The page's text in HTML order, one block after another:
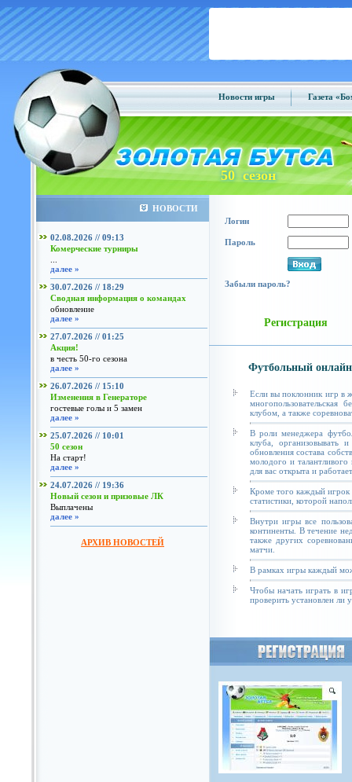
Новости игры Газета
50 сезон
НОВОСТИ
02.08.2026 // 09:13
Комерческие турниры
далее »
30.07.2026 // 18:29
Сводная информация о командах
обновление
далее »
27.07.2026 // 01:25
Акция!
в честь 50-го сезона
далее »
26.07.2026 // 15:10
Изменения в Генераторе
гостевые голы и 5 замен
далее »
25.07.2026 // 10:01
50 сезон
На старт!
далее »
24.07.2026 // 19:36
Новый сезон и призовые ЛК
Выплачены
далее »
АРХИВ НОВОСТЕЙ
Логин
Пароль
Забыли пароль?
Регистрация
Футбольный
Если вы поклонник игр в
клубом, а также
В роли менеджера
клуба, организовывать
обновления состава
молодого и талантливого
для вас открыта и
Кроме того каждый игрок
статистики, которой
Внутри игры все
континенты. В течение
также других
матчи.
В рамках игры каждый
Чтобы начать играть в
проверить установлен ли